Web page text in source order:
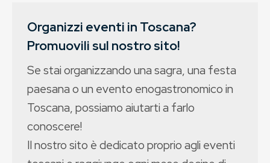
Organizzi eventi in Toscana?
Promuovili sul nostro sito!
Se stai organizzando una sagra, una festa
paesana o un evento enogastronomico in
Toscana, possiamo aiutarti a farlo
conoscere!
Il nostro sito è dedicato proprio agli eventi